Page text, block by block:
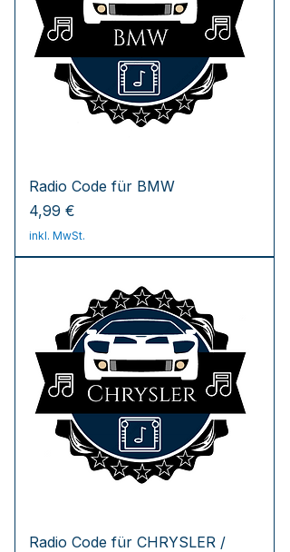
Radio Code für BMW
Preis
4,99 €
inkl. MwSt.
Radio Code für CHRYSLER /